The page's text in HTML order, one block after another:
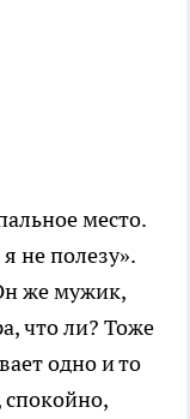
место.
не полезу».
же мужик,
что ли? Тоже
одно и то
спокойно,